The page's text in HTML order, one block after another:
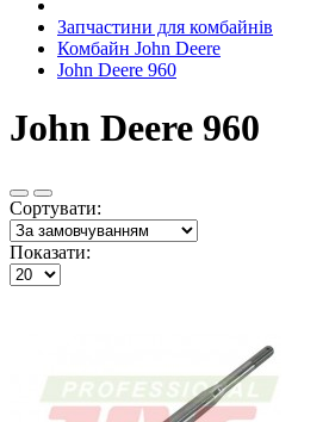
Запчастини для комбайнів
Комбайн John Deere
John Deere 960
John Deere 960
Сортувати:
Показати: